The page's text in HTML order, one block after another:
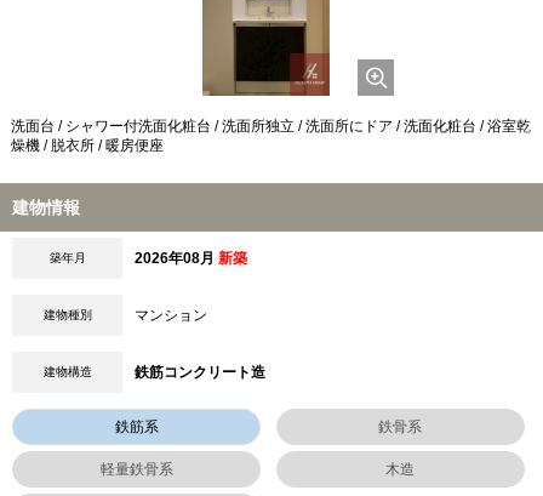
洗面台 / シャワー付洗面化粧台 / 洗面所独立 / 洗面所にドア / 洗面化粧台 / 浴室乾
燥機 / 脱衣所 / 暖房便座
建物情報
築年月 2026年08月 新築
建物種別 マンション
建物構造 鉄筋コンクリート造
鉄筋系 鉄骨系
軽量鉄骨系 木造